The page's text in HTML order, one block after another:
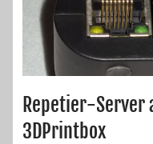
Repetier-Server
3DPrintbox